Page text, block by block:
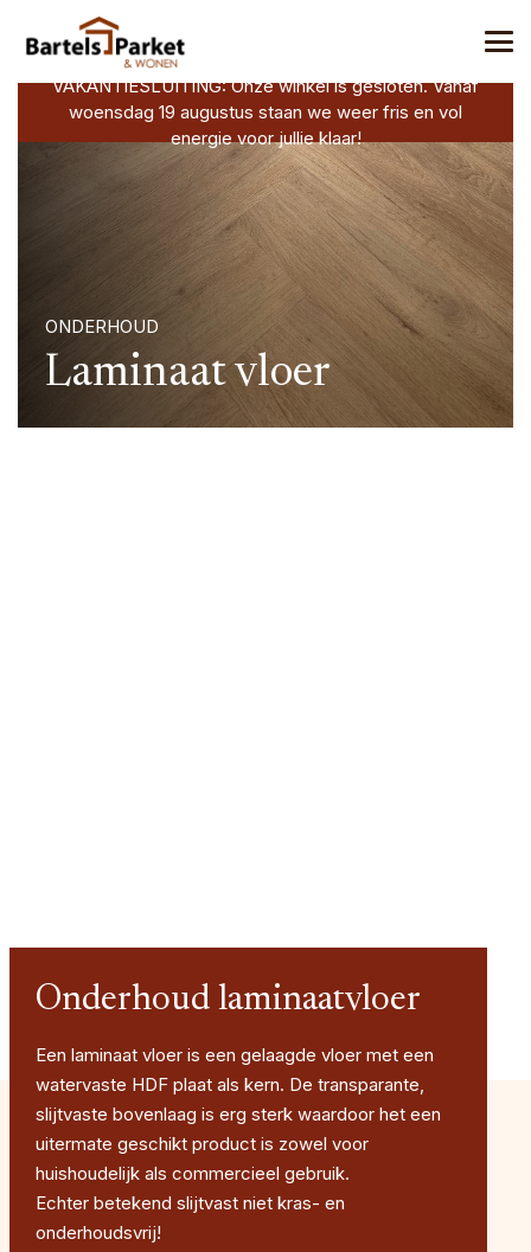
VAKANTIESLUITING: Onze winkel is gesloten. Vanaf
woensdag 19 augustus staan we weer fris en vol
energie voor jullie klaar!
ONDERHOUD
Laminaat vloer
Onderhoud laminaatvloer
Een laminaat vloer is een gelaagde vloer met een
watervaste HDF plaat als kern. De transparante,
slijtvaste bovenlaag is erg sterk waardoor het een
uitermate geschikt product is zowel voor
huishoudelijk als commercieel gebruik.
Echter betekend slijtvast niet kras- en
onderhoudsvrij!